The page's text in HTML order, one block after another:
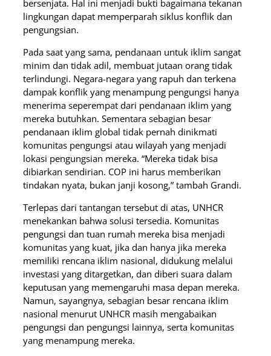
bersenjata. Hal ini menjadi bukti bagaimana tekanan
lingkungan dapat memperparah siklus konflik dan
pengungsian.
Pada saat yang sama, pendanaan untuk iklim sangat
minim dan tidak adil, membuat jutaan orang tidak
terlindungi. Negara-negara yang rapuh dan terkena
dampak konflik yang menampung pengungsi hanya
menerima seperempat dari pendanaan iklim yang
mereka butuhkan. Sementara sebagian besar
pendanaan iklim global tidak pernah dinikmati
komunitas pengungsi atau wilayah yang menjadi
lokasi pengungsian mereka. “Mereka tidak bisa
dibiarkan sendirian. COP ini harus memberikan
tindakan nyata, bukan janji kosong,” tambah Grandi.
Terlepas dari tantangan tersebut di atas, UNHCR
menekankan bahwa solusi tersedia. Komunitas
pengungsi dan tuan rumah mereka bisa menjadi
komunitas yang kuat, jika dan hanya jika mereka
memiliki rencana iklim nasional, didukung melalui
investasi yang ditargetkan, dan diberi suara dalam
keputusan yang memengaruhi masa depan mereka.
Namun, sayangnya, sebagian besar rencana iklim
nasional menurut UNHCR masih mengabaikan
pengungsi dan pengungsi lainnya, serta komunitas
yang menampung mereka.